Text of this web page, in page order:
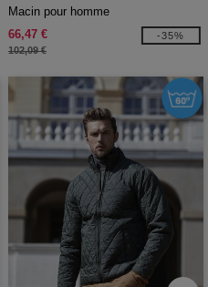
Macin pour homme
66,47 €
102,09 €
-35%